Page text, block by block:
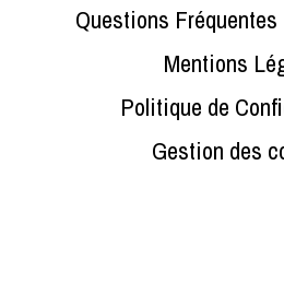
Questions Fréquentes
Mentions
Politique de
Gestion des